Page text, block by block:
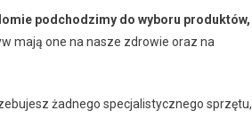
podchodzimy do wyboru produktów,
mają one na nasze zdrowie oraz na
żadnego specjalistycznego sprzętu,